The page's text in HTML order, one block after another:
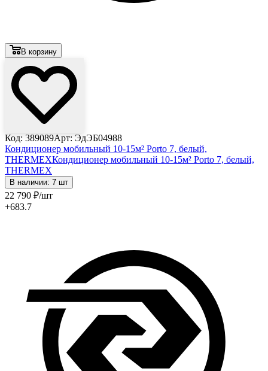
В корзину
Код: 389089Арт: ЭдЭБ04988
Кондиционер мобильный 10-15м² Porto 7, белый,
THERMEXКондиционер мобильный 10-15м² Porto 7, белый,
THERMEX
В наличии: 7 шт
22 790 ₽/шт
+683.7